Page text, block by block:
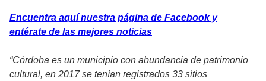
Encuentra aquí nuestra página de Facebook y
entérate de las mejores noticias
“Córdoba es un municipio con abundancia de patrimonio
cultural, en 2017 se tenían registrados 33 sitios